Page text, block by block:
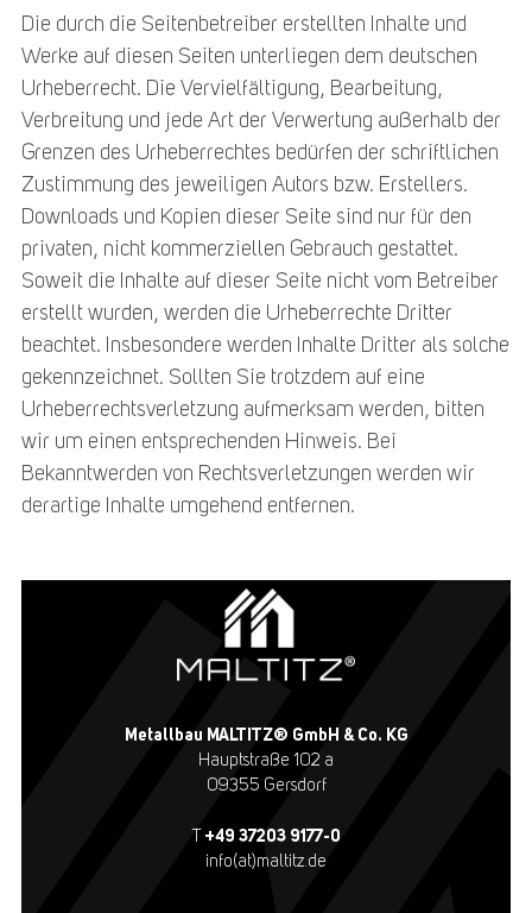
Die durch die Seitenbetreiber erstellten Inhalte und
Werke auf diesen Seiten unterliegen dem deutschen
Urheberrecht. Die Vervielfältigung, Bearbeitung,
Verbreitung und jede Art der Verwertung außerhalb der
Grenzen des Urheberrechtes bedürfen der schriftlichen
Zustimmung des jeweiligen Autors bzw. Erstellers.
Downloads und Kopien dieser Seite sind nur für den
privaten, nicht kommerziellen Gebrauch gestattet.
Soweit die Inhalte auf dieser Seite nicht vom Betreiber
erstellt wurden, werden die Urheberrechte Dritter
beachtet. Insbesondere werden Inhalte Dritter als solche
gekennzeichnet. Sollten Sie trotzdem auf eine
Urheberrechtsverletzung aufmerksam werden, bitten
wir um einen entsprechenden Hinweis. Bei
Bekanntwerden von Rechtsverletzungen werden wir
derartige Inhalte umgehend entfernen.
Metallbau MALTITZ® GmbH & Co. KG
Hauptstraße 102 a
09355 Gersdorf
T+49 37203 9177-0
info(at)maltitz.de